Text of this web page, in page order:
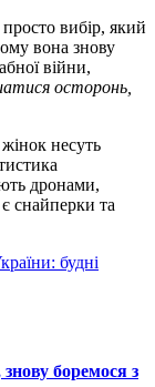
вибір, який
вона знову
війни,
осторонь,
несуть
дронами,
снайперки та
будні
боремося з